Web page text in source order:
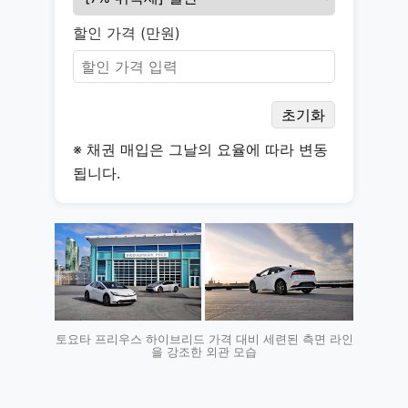
할인 가격 (만원)
초기화
※ 채권 매입은 그날의 요율에 따라 변동
됩니다.
토요타 프리우스 하이브리드 가격 대비 세련된 측면 라인
을 강조한 외관 모습